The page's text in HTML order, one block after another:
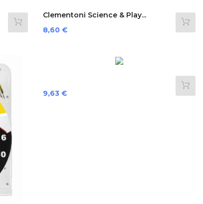
Clementoni Science & Play...
Preis
8,60 €
Preis
9,63 €